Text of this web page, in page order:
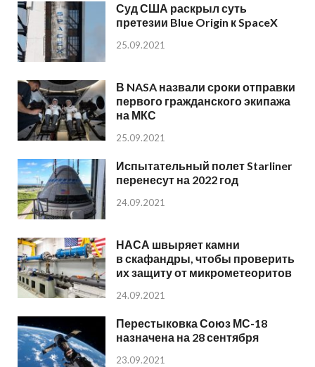
Суд США раскрыл суть
претезии Blue Origin к SpaceX
25.09.2021
В NASA назвали сроки отправки
первого гражданского экипажа
на МКС
25.09.2021
Испытательный полет Starliner
перенесут на 2022 год
24.09.2021
НАСА швыряет камни
в скафандры, чтобы проверить
их защиту от микрометеоритов
24.09.2021
Перестыковка Союз МС-18
назначена на 28 сентября
23.09.2021